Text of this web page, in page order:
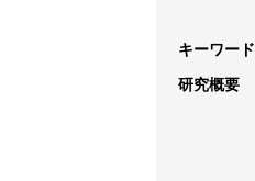
キーワード
研究概要